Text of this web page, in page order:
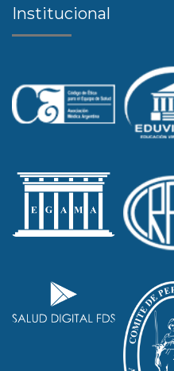
Institucional